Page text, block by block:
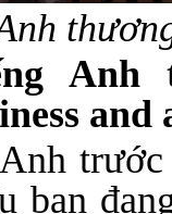
Anh
bạn